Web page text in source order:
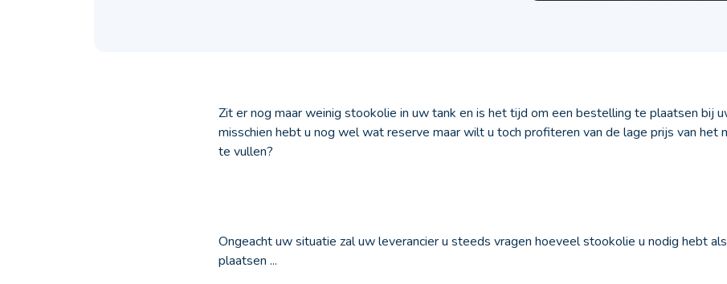
Zit er nog maar weinig stookolie in uw tank en is het tijd om een bestelling te plaatsen bij
misschien hebt u nog wel wat reserve maar wilt u toch profiteren van de lage prijs van het
te vullen?
Ongeacht uw situatie zal uw leverancier u steeds vragen hoeveel stookolie u nodig hebt
plaatsen ...